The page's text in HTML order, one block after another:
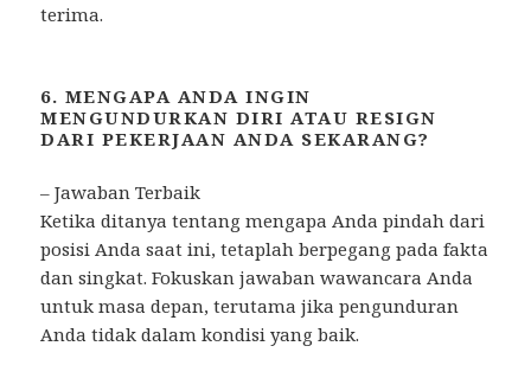
terima.
6. MENGAPA ANDA INGIN
MENGUNDURKAN DIRI ATAU RESIGN
DARI PEKERJAAN ANDA SEKARANG?
– Jawaban Terbaik
Ketika ditanya tentang mengapa Anda pindah dari
posisi Anda saat ini, tetaplah berpegang pada fakta
dan singkat. Fokuskan jawaban wawancara Anda
untuk masa depan, terutama jika pengunduran
Anda tidak dalam kondisi yang baik.